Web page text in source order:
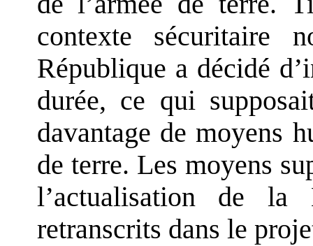
contexte sécuritaire
République a décidé
durée, ce qui
davantage de moyens
de terre. Les moyens
l’actualisation de
retranscrits dans le